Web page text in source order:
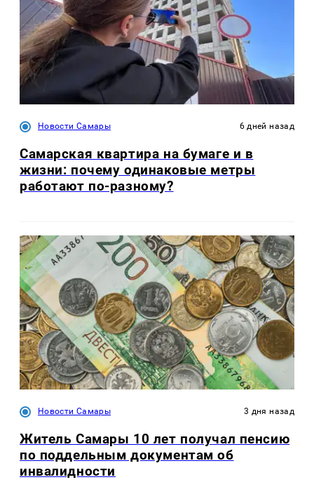
Новости Самары 6 дней назад
Самарская квартира на бумаге и в
жизни: почему одинаковые метры
работают по-разному?
Новости Самары 3 дня назад
Житель Самары 10 лет получал пенсию
по поддельным документам об
инвалидности